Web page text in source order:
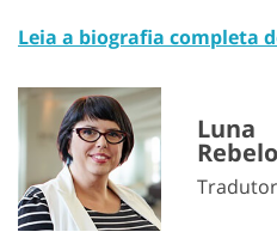
Leia a biografia completa
Luna
Rebelo